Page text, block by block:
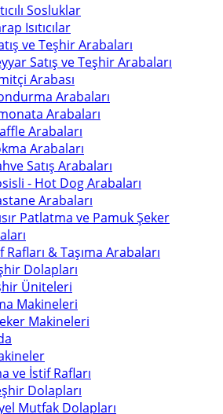
Sosluklar
Isıtıcılar
ve Teşhir Arabaları
Satış ve Teşhir Arabaları
Arabası
Arabaları
Arabaları
Arabaları
Arabaları
Satış Arabaları
- Hot Dog Arabaları
Arabaları
Patlatma ve Pamuk Şeker
& Taşıma Arabaları
Dolapları
Üniteleri
Makineleri
Makineleri
ve İstif Rafları
Dolapları
Mutfak Dolapları